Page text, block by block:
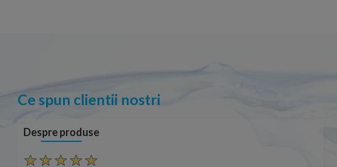
Ce spun clientii nostri
Despre produse